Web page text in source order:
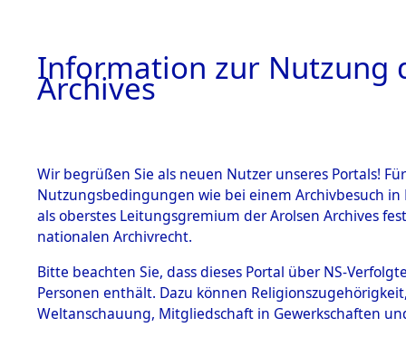
BESTÄNDE
1.
Inhaftierungsdoku
mente
1.2.9 Beim ITS
0036
Information zur Nutzung
Archives
Wir begrüßen Sie als neuen Nutzer unseres Portals!
Nutzungsbedingungen wie bei einem Archivbesuch
als oberstes Leitungsgremium der Arolsen Archives
nationalen Archivrecht.
Bitte beachten Sie, dass dieses Portal über NS-
Personen enthält. Dazu können
Weltanschauung, Mitgliedschaft in Gewerkschaften